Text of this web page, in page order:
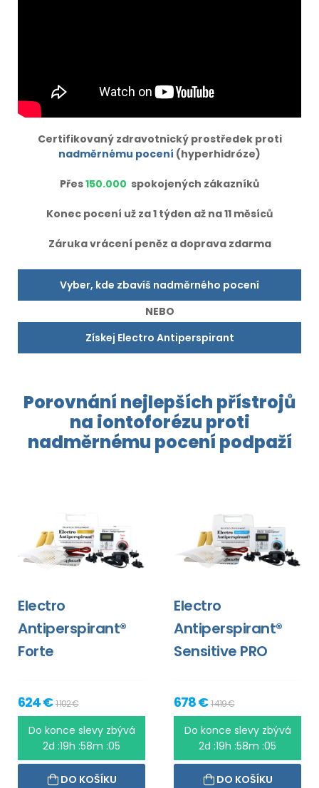
Certifikovaný zdravotnický prostředek proti
nadměrnému pocení (hyperhidróze)
Přes150.000 spokojených zákazníků
Konec pocení už za 1 týden až na 11 měsíců
Záruka vrácení peněz a doprava zdarma
Vyber, kde zbavíš nadměrného pocení
NEBO
Získej Electro Antiperspirant
Porovnání nejlepších přístrojů
na iontoforézu proti
nadměrnému pocení podpaží
Electro
Antiperspirant®
Forte
624 €1 102 €
Do konce slevy zbývá
2d :19h :58m :05
DO KOŠÍKU
Electro
Antiperspirant®
Sensitive PRO
678 €1 419 €
Do konce slevy zbývá
2d :19h :58m :05
DO KOŠÍKU